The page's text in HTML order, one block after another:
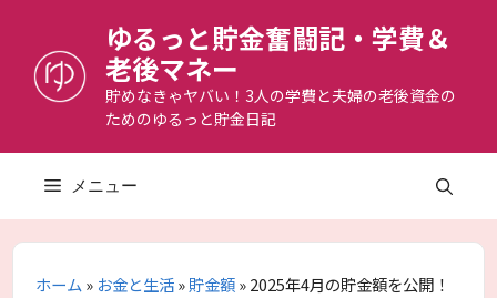
へ
ゆるっと貯金奮闘記・学費＆
老後マネー
貯めなきゃヤバい！3人の学費と夫婦の老後資金の
ためのゆるっと貯金日記
メニュー
ホーム» お金と生活»貯金額»2025年4月の貯金額を公開！